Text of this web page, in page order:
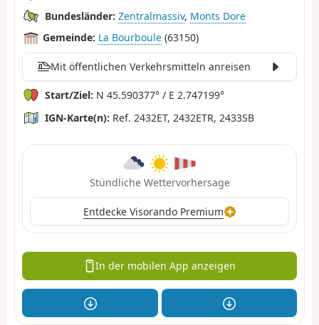
Bundesländer: Zentralmassiv, Monts Dore
Gemeinde: La Bourboule (63150)
Mit öffentlichen Verkehrsmitteln anreisen
Start/Ziel: N 45.590377° / E 2.747199°
IGN-Karte(n): Ref. 2432ET, 2432ETR, 2433SB
Stündliche Wettervorhersage
Entdecke Visorando Premium
In der mobilen App anzeigen